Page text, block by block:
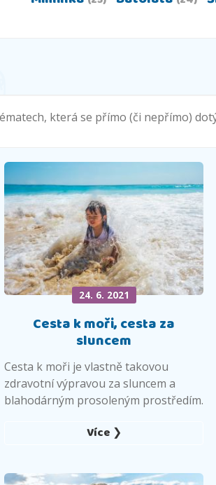
která se přímo (či nepřímo)
24. 6. 2021
Cesta k moři, cesta za
sluncem
Cesta k moři je vlastně takovou
zdravotní výpravou za sluncem a
blahodárným prosoleným prostředím.
Více ❯